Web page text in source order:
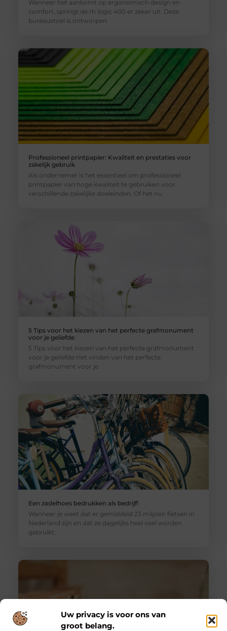
Uw privacy is voor ons van
groot belang.
Wanneer het aankomt op ergonomisch design en
comfort, springt de rh logic 400 er zeker uit. Deze
bureaustoel is ontworpen
Professioneel printpapier: Kwaliteit en prestaties voor
zakelijk gebruik
Als ondernemer is het essentieel om professioneel
printpapier van hoge kwaliteit te gebruiken voor
verschillende zakelijke doeleinden. Of het nu
5 Tips voor het kiezen van het perfecte grafmonument
voor je geliefde
5 Tips voor het kiezen van het perfecte grafmonument
voor je geliefde Het vinden van het perfecte
grafmonument voor je
Een zadelhoes bedrukken als bedrijf!
Wanneer je weet dat er gemiddeld 23 miljoen fietsen in
Nederland zijn en dat ze dagelijks heel veel worden
gebruikt,